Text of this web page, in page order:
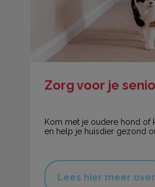
Zorg voor je
Kom met je oudere hond of
en help je huisdier gezond
Lees hier meer over